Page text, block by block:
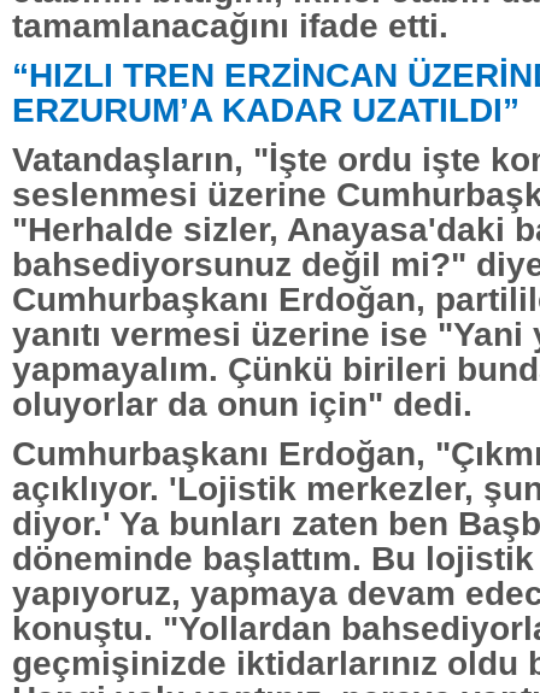
tamamlanacağını ifade etti.
“HIZLI TREN ERZİNCAN
ERZURUM’A KADAR UZATILDI”
Vatandaşların, "İşte ordu işte
seslenmesi üzerine
"Herhalde sizler, Anayasa'daki
bahsediyorsunuz değil mi?"
Cumhurbaşkanı Erdoğan,
yanıtı vermesi üzerine ise "Yani
yapmayalım. Çünkü birileri
oluyorlar da onun için" dedi.
Cumhurbaşkanı Erdoğan,
açıklıyor. 'Lojistik merkezler,
diyor.' Ya bunları zaten ben
döneminde başlattım. Bu
yapıyoruz, yapmaya devam
konuştu. "Yollardan
geçmişinizde iktidarlarınız oldu